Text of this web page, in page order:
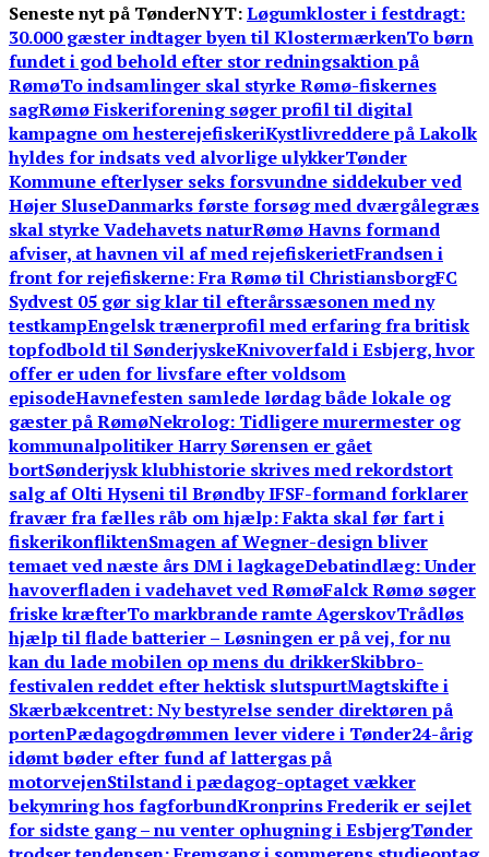
Seneste nyt på TønderNYT:Løgumkloster i festdragt:
30.000 gæster indtager byen til KlostermærkenTo børn
fundet i god behold efter stor redningsaktion på
RømøTo indsamlinger skal styrke Rømø-fiskernes
sagRømø Fiskeriforening søger profil til digital
kampagne om hesterejefiskeriKystlivreddere på Lakolk
hyldes for indsats ved alvorlige ulykkerTønder
Kommune efterlyser seks forsvundne siddekuber ved
Højer SluseDanmarks første forsøg med dværgålegræs
skal styrke Vadehavets naturRømø Havns formand
afviser, at havnen vil af med rejefiskerietFrandsen i
front for rejefiskerne: Fra Rømø til ChristiansborgFC
Sydvest 05 gør sig klar til efterårssæsonen med ny
testkampEngelsk trænerprofil med erfaring fra britisk
topfodbold til SønderjyskeKnivoverfald i Esbjerg, hvor
offer er uden for livsfare efter voldsom
episodeHavnefesten samlede lørdag både lokale og
gæster på RømøNekrolog: Tidligere murermester og
kommunalpolitiker Harry Sørensen er gået
bortSønderjysk klubhistorie skrives med rekordstort
salg af Olti Hyseni til Brøndby IFSF-formand forklarer
fravær fra fælles råb om hjælp: Fakta skal før fart i
fiskerikonfliktenSmagen af Wegner-design bliver
temaet ved næste års DM i lagkageDebatindlæg: Under
havoverfladen i vadehavet ved RømøFalck Rømø søger
friske kræfterTo markbrande ramte AgerskovTrådløs
hjælp til flade batterier – Løsningen er på vej, for nu
kan du lade mobilen op mens du drikkerSkibbro-
festivalen reddet efter hektisk slutspurtMagtskifte i
Skærbækcentret: Ny bestyrelse sender direktøren på
portenPædagogdrømmen lever videre i Tønder24-årig
idømt bøder efter fund af lattergas på
motorvejenStilstand i pædagog-optaget vækker
bekymring hos fagforbundKronprins Frederik er sejlet
for sidste gang – nu venter ophugning i EsbjergTønder